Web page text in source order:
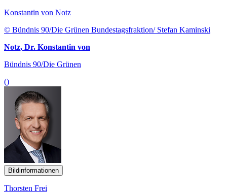
Konstantin von Notz
© Bündnis 90/Die Grünen Bundestagsfraktion/ Stefan Kaminski
Notz, Dr. Konstantin von
Bündnis 90/Die Grünen
()
Bildinformationen
Thorsten Frei